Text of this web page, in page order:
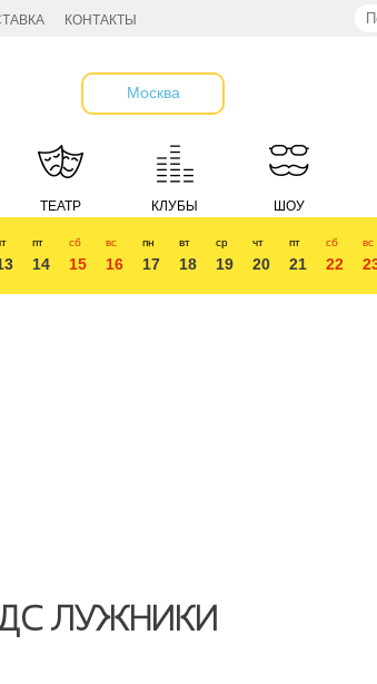
КОНТАКТЫ
Москва
ТЕАТР КЛУБЫ ШОУ
пт
14
сб
15
вс
16
пн
17
вт
18
ср
19
чт
20
пт
21
сб
22
вс
ЛУЖНИКИ